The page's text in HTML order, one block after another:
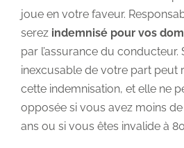
joue en votre faveur.
serez indemnisé pour vos
par l’assurance du conducteur.
inexcusable de votre part peut
cette indemnisation, et elle ne
opposée si vous avez moins
ans ou si vous êtes invalide à 80